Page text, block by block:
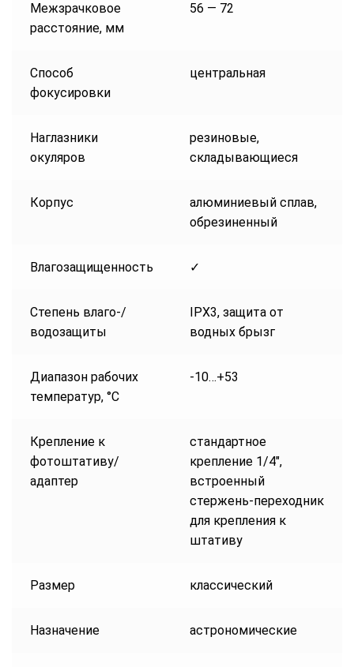
Межзрачковое
расстояние, мм
56 — 72
Способ
фокусировки
центральная
Наглазники
окуляров
резиновые,
складывающиеся
Корпус
алюминиевый сплав,
обрезиненный
Влагозащищенность ✓
Степень влаго-/
водозащиты
IPX3, защита от
водных брызг
Диапазон рабочих
температур, °С
-10…+53
Крепление к
фотоштативу/
адаптер
стандартное
крепление 1/4″,
встроенный
стержень-переходник
для крепления к
штативу
Размер классический
Назначение астрономические